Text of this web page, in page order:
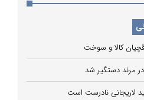
کالا و سوخت
مرند دستگیر شد
لاریجانی نادرست است